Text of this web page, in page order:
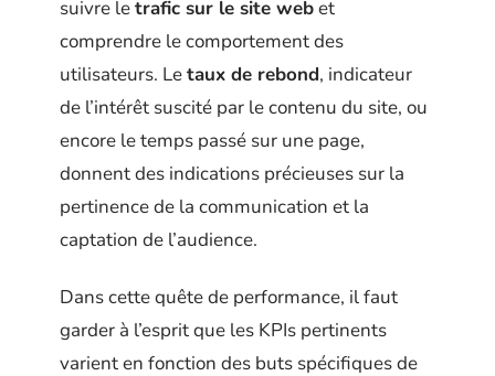
suivre letrafic sur le site webet
comprendre le comportement des
utilisateurs. Letaux de rebond, indicateur
de l’intérêt suscité par le contenu du site, ou
encore le temps passé sur une page,
donnent des indications précieuses sur la
pertinence de la communication et la
captation de l’audience.
Dans cette quête de performance, il faut
garder à l’esprit que les KPIs pertinents
varient en fonction des buts spécifiques de